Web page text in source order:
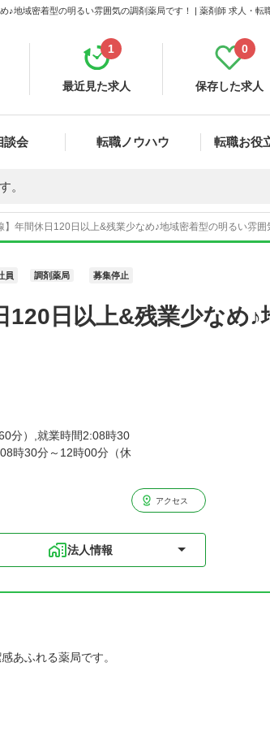
地域密着型の明るい雰囲気の調剤薬局です！ | 薬剤師 求人・転
最近見た求人
1
保存した求人
0
談会 転職ノウハウ 転職お役
。
】年間休日120日以上&残業少なめ♪地域密着型の明るい雰
員 調剤薬局 募集停止
120日以上&残業少なめ
分）,就業時間2:08時30
時30分～12時00分（休
アクセス
法人情報
あふれる薬局です。